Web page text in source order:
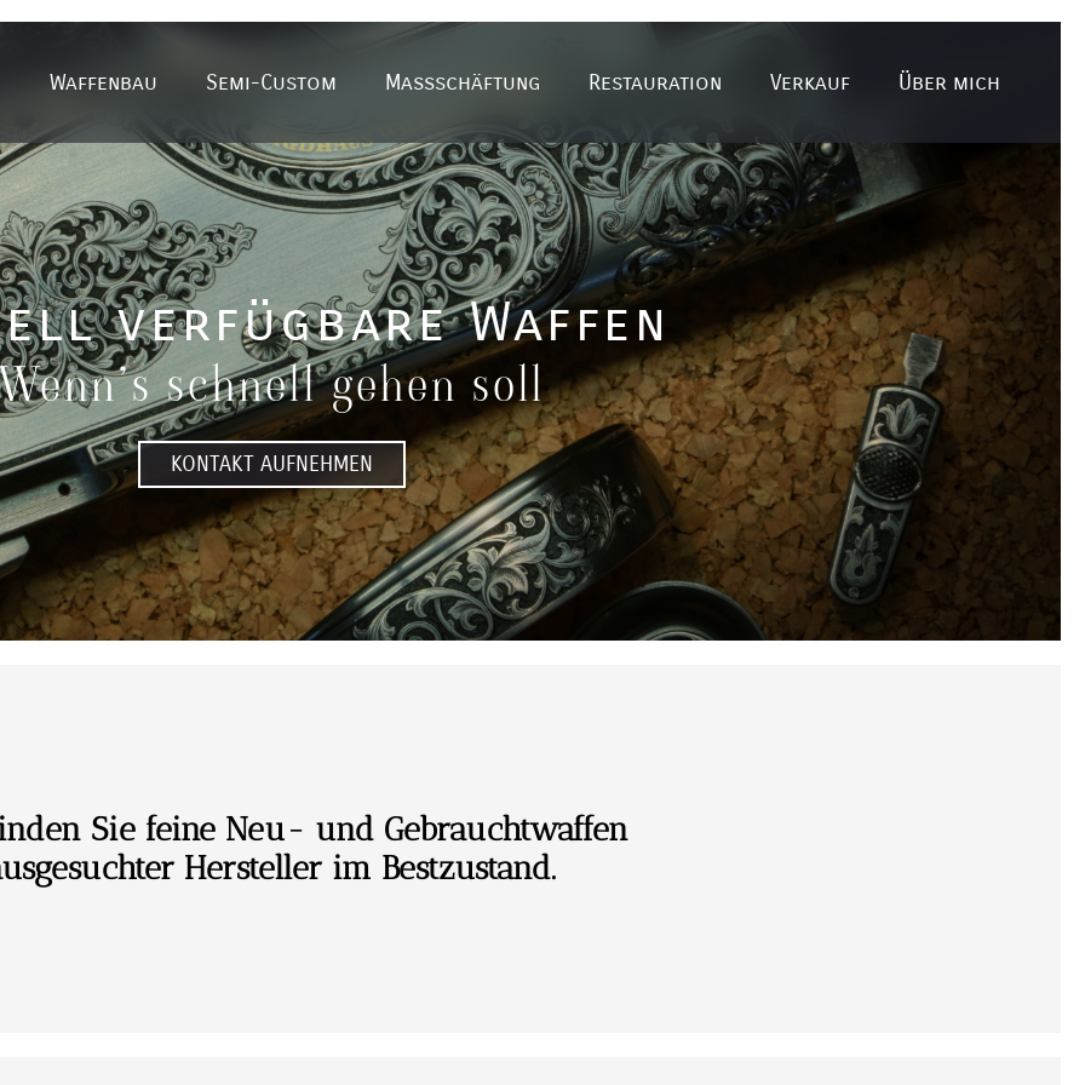
Waffen­bau Semi-Custom Maß­schäf­tung Res­tau­ra­tion Verkauf Über mich
verfügbare Waffen
schnell gehen soll
KONTAKT AUFNEHMEN
Sie feine Neu- und Gebrauchtwaffen
Hersteller im Bestzustand.